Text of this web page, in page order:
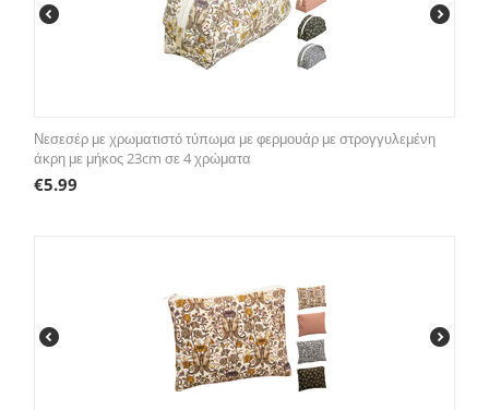
Νεσεσέρ με χρωματιστό τύπωμα με φερμουάρ με στρογγυλεμένη
άκρη με μήκος 23cm σε 4 χρώματα
€5.99